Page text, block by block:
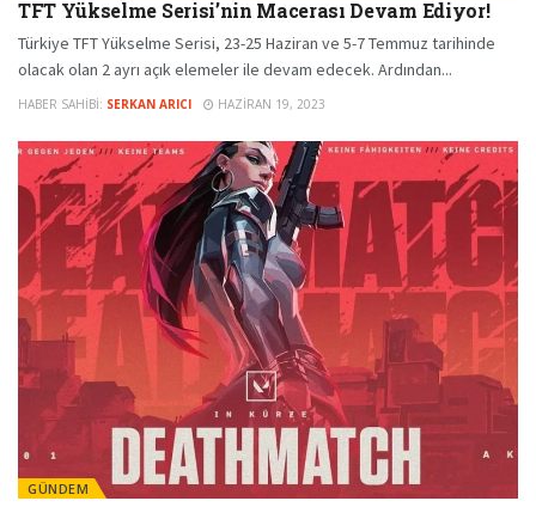
TFT Yükselme Serisi’nin Macerası Devam Ediyor!
Türkiye TFT Yükselme Serisi, 23-25 Haziran ve 5-7 Temmuz tarihinde
olacak olan 2 ayrı açık elemeler ile devam edecek. Ardından...
HABER SAHIBI: SERKAN ARICI HAZIRAN 19, 2023
GÜNDEM